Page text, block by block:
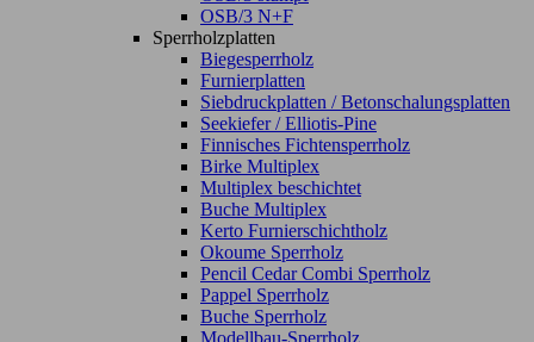
OSB/3 N+F
Sperrholzplatten
Biegesperrholz
Furnierplatten
Siebdruckplatten / Betonschalungsplatten
Seekiefer / Elliotis-Pine
Finnisches Fichtensperrholz
Birke Multiplex
Multiplex beschichtet
Buche Multiplex
Kerto Furnierschichtholz
Okoume Sperrholz
Pencil Cedar Combi Sperrholz
Pappel Sperrholz
Buche Sperrholz